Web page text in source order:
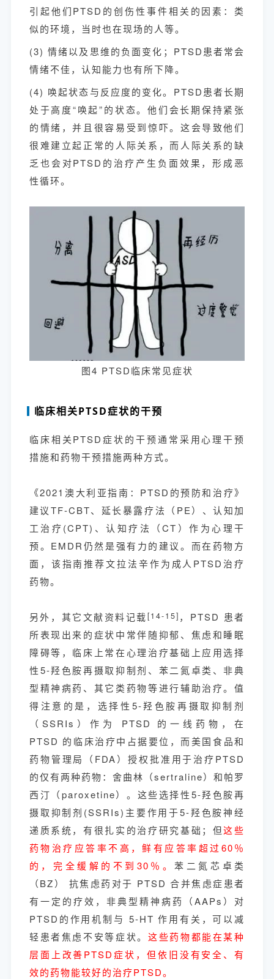
引起他们PTSD的创伤性事件相关的因素：类
似的环境，当时也在现场的人等。
(3) 情绪以及思维的负面变化；PTSD患者常会
情绪不佳，认知能力也有所下降。
(4) 唤起状态与反应度的变化。PTSD患者长期
处于高度“唤起”的状态。他们会长期保持紧张
的情绪，并且很容易受到惊吓。这会导致他们
很难建立起正常的人际关系，而人际关系的缺
乏也会对PTSD的治疗产生负面效果，形成恶
性循环。
图4 PTSD临床常见症状
临床相关PTSD症状的干预
临床相关PTSD症状的干预通常采用心理干预
措施和药物干预措施两种方式。
《2021澳大利亚指南：PTSD的预防和治疗》
建议TF-CBT、延长暴露疗法（PE）、认知加
工治疗(CPT)、认知疗法（CT）作为心理干
预。EMDR仍然是强有力的建议。而在药物方
面，该指南推荐文拉法辛作为成人PTSD治疗
药物。
另外，其它文献资料记载[14-15] ，PTSD 患者
所表现出来的症状中常伴随抑郁、焦虑和睡眠
障碍等，临床上常在心理治疗基础上应用选择
性5-羟色胺再摄取抑制剂、苯二氮卓类、非典
型精神病药、其它类药物等进行辅助治疗。值
得注意的是，选择性5-羟色胺再摄取抑制剂
（SSRIs）作为 PTSD 的一线药物，在
PTSD 的临床治疗中占据要位，而美国食品和
药物管理局（FDA）授权批准用于治疗PTSD
的仅有两种药物：舍曲林（sertraline）和帕罗
西汀（paroxetine）。这些选择性5-羟色胺再
摄取抑制剂(SSRIs)主要作用于5-羟色胺神经
递质系统，有很扎实的治疗研究基础；但这些
药物治疗应答率不高，鲜有应答率超过60％
的，完全缓解的不到30％。苯二氮芯卓类
（BZ） 抗焦虑药对于 PTSD 合并焦虑症患者
有一定的疗效，非典型精神病药（AAPs）对
PTSD的作用机制与 5-HT 作用有关，可以减
轻患者焦虑不安等症状。 这些药物都能在某种
层面上改善PTSD症状，但依旧没有安全、有
效的药物能较好的治疗PTSD。